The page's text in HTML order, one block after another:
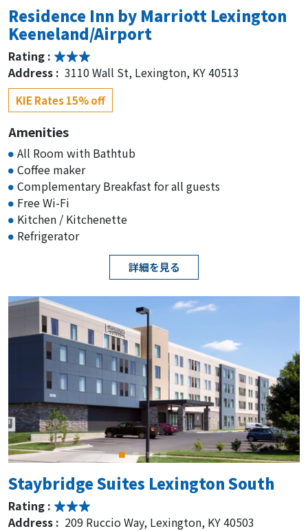
Residence Inn by Marriott Lexington
Keeneland/Airport
Rating :
Address : 3110 Wall St, Lexington, KY 40513
KIE Rates 15% off
Amenities
All Room with Bathtub
Coffee maker
Complementary Breakfast for all guests
Free Wi-Fi
Kitchen / Kitchenette
Refrigerator
詳細を見る
Staybridge Suites Lexington South
Rating :
Address : 209 Ruccio Way, Lexington, KY 40503